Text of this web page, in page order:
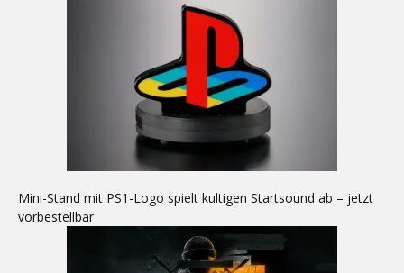
Mini-Stand mit PS1-Logo spielt kultigen Startsound ab – jetzt
vorbestellbar